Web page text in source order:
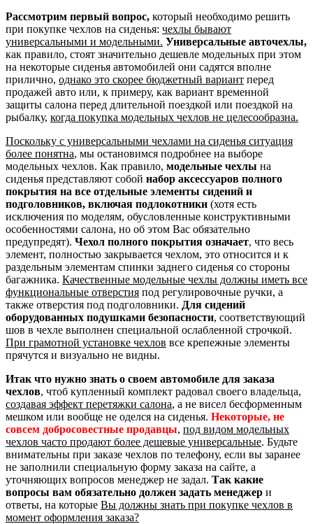
Рассмотрим первый вопрос, который необходимо решить
при покупке чехлов на сиденья: чехлы бывают
универсальными и модельными. Универсальные авточехлы,
как правило, стоят значительно дешевле модельных при этом
на некоторые сиденья автомобилей они садятся вполне
прилично, однако это скорее бюджетный вариант перед
продажей авто или, к примеру, как вариант временной
защиты салона перед длительной поездкой или поездкой на
рыбалку, когда покупка модельных чехлов не целесообразна.
Поскольку с универсальными чехлами на сиденья ситуация
более понятна, мы остановимся подробнее на выборе
модельных чехлов. Как правило, модельные чехлы на
сиденья представляют собой набор аксессуаров полного
покрытия на все отдельные элементы сидений и
подголовников, включая подлокотники (хотя есть
исключения по моделям, обусловленные конструктивными
особенностями салона, но об этом Вас обязательно
предупредят). Чехол полного покрытия означает, что весь
элемент, полностью закрывается чехлом, это относится и к
раздельным элементам спинки заднего сиденья со стороны
багажника. Качественные модельные чехлы должны иметь все
функциональные отверстия под регулировочные ручки, а
также отверстия под подголовники. Для сидений
оборудованных подушками безопасности, соответствующий
шов в чехле выполнен специальной ослабленной строчкой.
При грамотной установке чехлов все крепежные элементы
прячутся и визуально не видны.
Итак что нужно знать о своем автомобиле для заказа
чехлов, чтоб купленный комплект радовал своего владельца,
создавая эффект перетяжки салона, а не висел бесформенным
мешком или вообще не оделся на сиденья. Некоторые, не
совсем добросовестные продавцы, под видом модельных
чехлов часто продают более дешевые универсальные. Будьте
внимательны при заказе чехлов по телефону, если вы заранее
не заполнили специальную форму заказа на сайте, а
уточняющих вопросов менеджер не задал. Так какие
вопросы вам обязательно должен задать менеджер и
ответы, на которые Вы должны знать при покупке чехлов в
момент оформления заказа?